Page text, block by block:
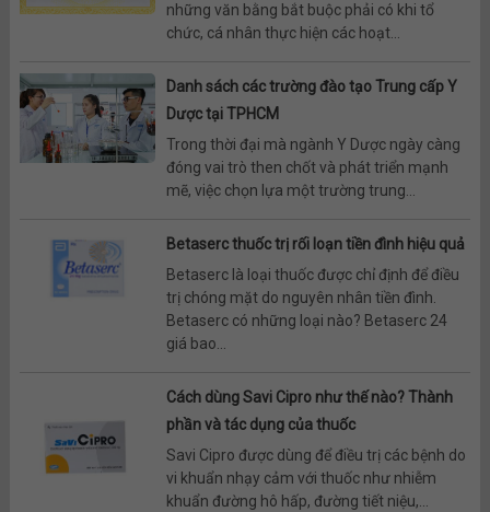
những văn bằng bắt buộc phải có khi tổ
chức, cá nhân thực hiện các hoạt...
Danh sách các trường đào tạo Trung cấp Y
Dược tại TPHCM
Trong thời đại mà ngành Y Dược ngày càng
đóng vai trò then chốt và phát triển mạnh
mẽ, việc chọn lựa một trường trung...
Betaserc thuốc trị rối loạn tiền đình hiệu quả
Betaserc là loại thuốc được chỉ định để điều
trị chóng mặt do nguyên nhân tiền đình.
Betaserc có những loại nào? Betaserc 24
giá bao...
Cách dùng Savi Cipro như thế nào? Thành
phần và tác dụng của thuốc
Savi Cipro được dùng để điều trị các bệnh do
vi khuẩn nhạy cảm với thuốc như nhiễm
khuẩn đường hô hấp, đường tiết niệu,...